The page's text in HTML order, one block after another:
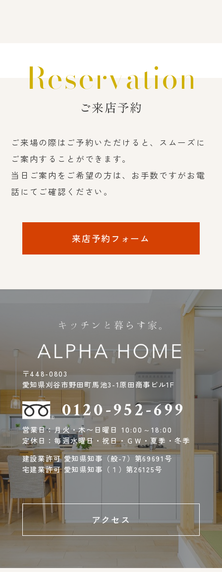
Reservation
ご来店予約
ご来場の際はご予約いただけると、スムーズに
ご案内することができます。
当日ご案内をご希望の方は、お手数ですがお電
話にてご確認ください。
来店予約フォーム
〒448-0803
愛知県刈谷市野田町馬池3-1原田商事ビル1F
0120-952-699
営業日：月火・木〜日曜日 10:00～18:00
定休日：毎週水曜日・祝日・ＧＷ・夏季・冬季
建設業許可 愛知県知事（般-7）第69691号
宅建業許可 愛知県知事（１）第26125号
アクセス